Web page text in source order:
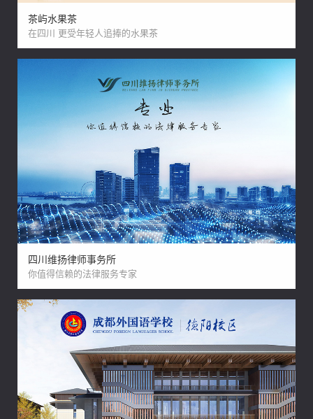
茶屿水果茶
在四川 更受年轻人追捧的水果茶
四川维扬律师事务所
你值得信赖的法律服务专家